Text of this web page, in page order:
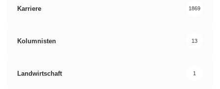
Karriere 1869
Kolumnisten 13
Landwirtschaft 1